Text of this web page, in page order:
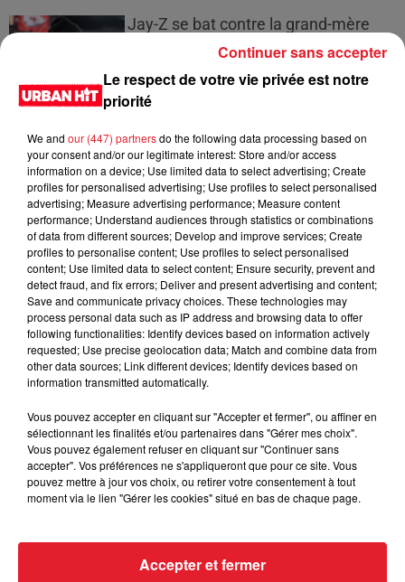
Jay-Z se bat contre la grand-mère
d'un homme prétendant être son fils
Cassie met fin à une ex-escorte
masculine dans sa bataille...
Des vitres tombent de la tour
Montparnasse : des désaccords
entre...
Incendies en Gironde : encore
l'extinction...
Bouches-du-Rhône : les ossements
Le respect de votre vie privée est notre
priorité
We and our (447) partnersdo the following data processing based on
your consent and/or our legitimate interest: Store and/or access
information on a device; Use limited data to select advertising; Create
profiles for personalised advertising; Use profiles to select personalised
advertising; Measure advertising performance; Measure content
performance; Understand audiences through statistics or combinations
of data from different sources; Develop and improve services; Create
profiles to personalise content; Use profiles to select personalised
content; Use limited data to select content; Ensure security, prevent and
detect fraud, and fix errors; Deliver and present advertising and content;
Save and communicate privacy choices. These technologies may
process personal data such as IP address and browsing data to offer
following functionalities: Identify devices based on information actively
requested; Use precise geolocation data; Match and combine data from
other data sources; Link different devices; Identify devices based on
information transmitted automatically.
Vous pouvez accepter en cliquant sur "Accepter et fermer", ou affiner en
sélectionnant les finalités et/ou partenaires dans "Gérer mes choix".
Vous pouvez également refuser en cliquant sur "Continuer sans
accepter". Vos préférences ne s'appliqueront que pour ce site. Vous
pouvez mettre à jour vos choix, ou retirer votre consentement à tout
moment via le lien "Gérer les cookies" situé en bas de chaque page.
Accepter et fermer
Continuer sans accepter